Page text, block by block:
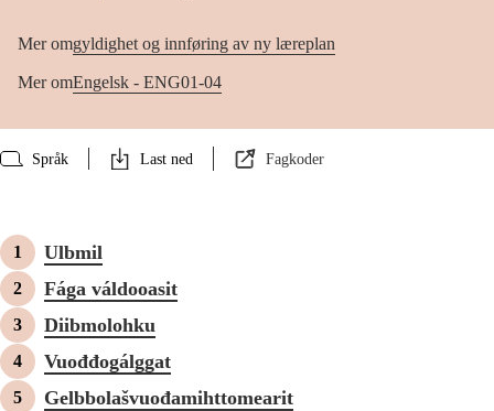
Mer omgyldighet og innføring av ny læreplan
Mer omEngelsk - ENG01-04
Språk Last ned Fagkoder
Ulbmil
Fága váldooasit
Diibmolohku
Vuođđogálggat
Gelbbolašvuođamihttomearit